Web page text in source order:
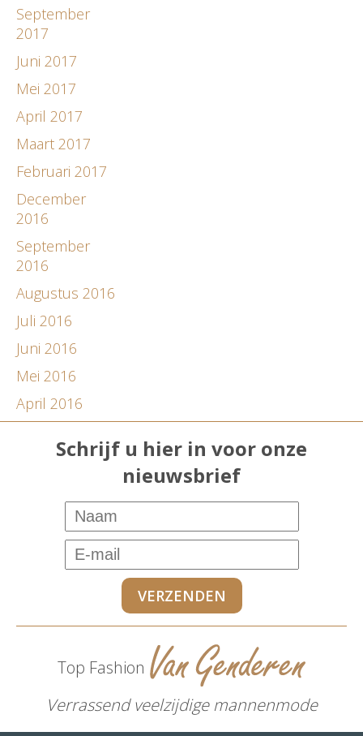
September
2017
Juni 2017
Mei 2017
April 2017
Maart 2017
Februari 2017
December
2016
September
2016
Augustus 2016
Juli 2016
Juni 2016
Mei 2016
April 2016
Schrijf u hier in voor onze
nieuwsbrief
Top Fashion
Verrassend veelzijdige mannenmode